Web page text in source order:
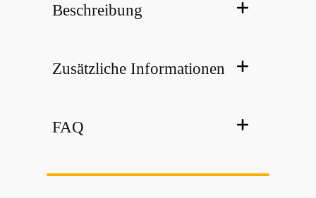
Beschreibung
Zusätzliche Informationen
FAQ